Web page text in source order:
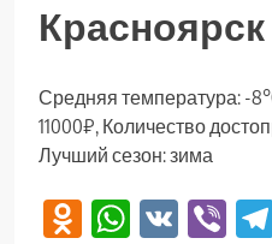
Красноярск
Средняя температура: -
11000₽, Количество
Лучший сезон: зима
VK